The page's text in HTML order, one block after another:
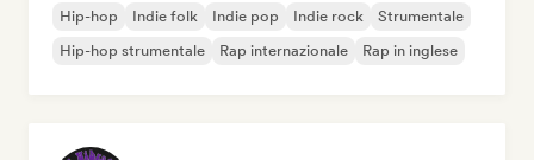
Hip-hop Indie folk Indie pop Indie rock
Strumentale
Hip-hop strumentale
Rap internazionale Rap in inglese